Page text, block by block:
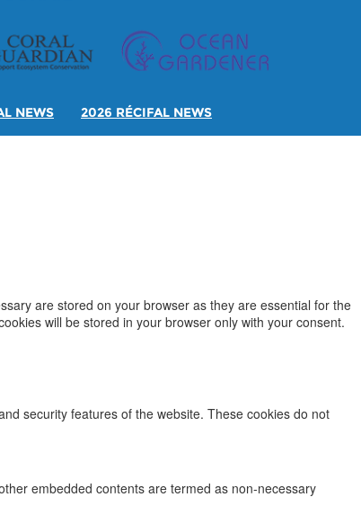
NEWS 2026 RÉCIFAL NEWS
are stored on your browser as they are essential for the
will be stored in your browser only with your consent.
security features of the website. These cookies do not
embedded contents are termed as non-necessary